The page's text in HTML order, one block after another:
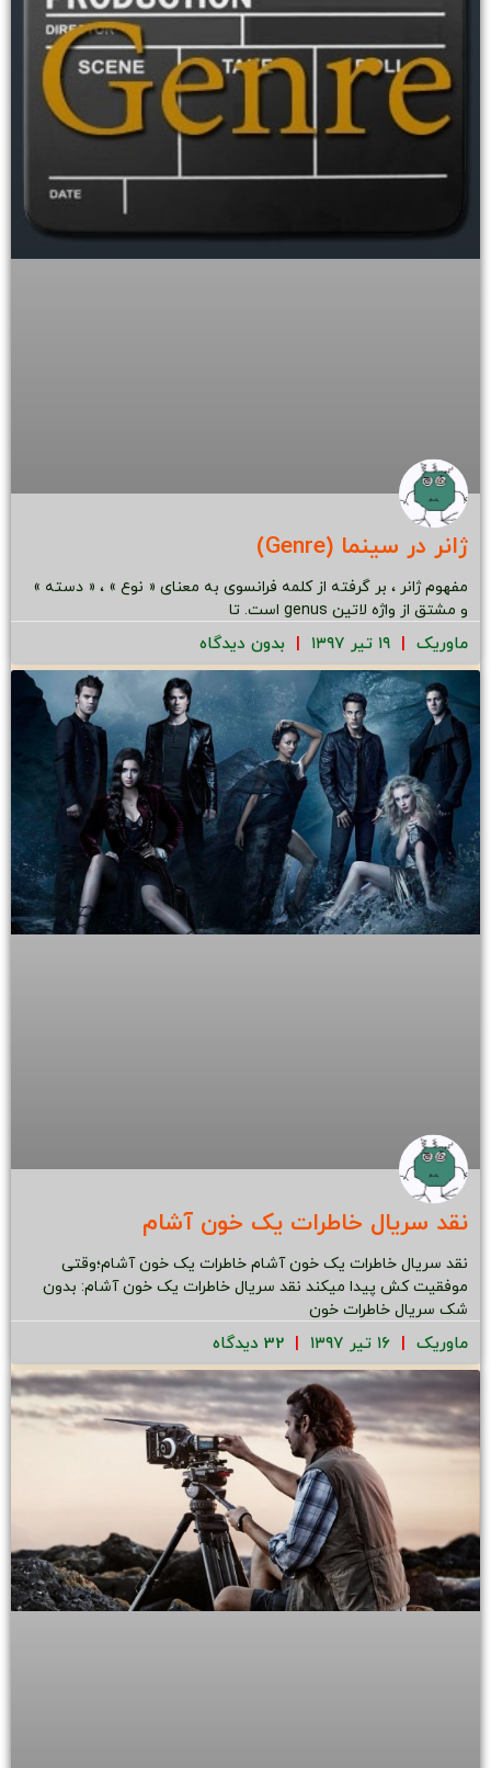
ژانر در سینما (Genre)
مفهوم ژانر ، بر گرفته از کلمه فرانسوی به معنای « نوع » ، « دسته »
و مشتق از واژه لاتین genus است. تا
ماوریک بدون دیدگاه
نقد سریال خاطرات یک خون آشام
نقد سریال خاطرات یک خون آشام خاطرات یک خون آشام؛وقتی
موفقیت کش پیدا میکند نقد سریال خاطرات یک خون آشام: بدون
شک سریال خاطرات خون
ماوریک